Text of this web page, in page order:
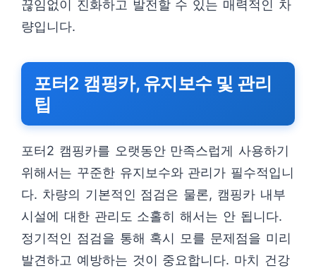
끊임없이 진화하고 발전할 수 있는 매력적인 차
량입니다.
포터2 캠핑카, 유지보수 및 관리
팁
포터2 캠핑카를 오랫동안 만족스럽게 사용하기
위해서는 꾸준한 유지보수와 관리가 필수적입니
다. 차량의 기본적인 점검은 물론, 캠핑카 내부
시설에 대한 관리도 소홀히 해서는 안 됩니다.
정기적인 점검을 통해 혹시 모를 문제점을 미리
발견하고 예방하는 것이 중요합니다. 마치 건강